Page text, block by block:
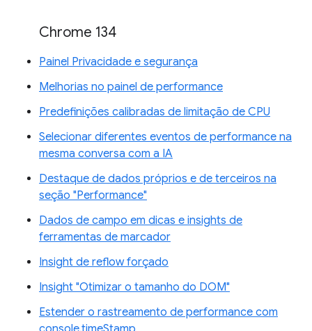
Chrome 134
Painel Privacidade e segurança
Melhorias no painel de performance
Predefinições calibradas de limitação de CPU
Selecionar diferentes eventos de performance na
mesma conversa com a IA
Destaque de dados próprios e de terceiros na
seção "Performance"
Dados de campo em dicas e insights de
ferramentas de marcador
Insight de reflow forçado
Insight "Otimizar o tamanho do DOM"
Estender o rastreamento de performance com